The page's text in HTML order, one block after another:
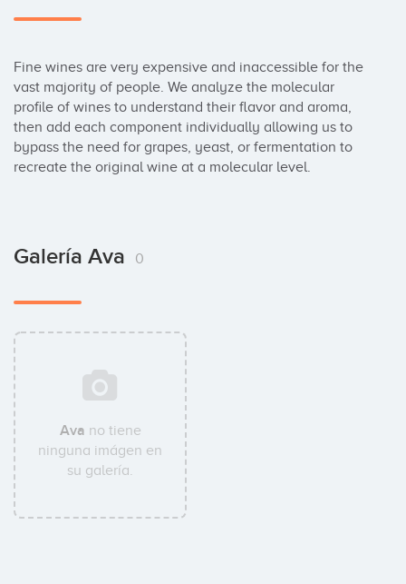
Fine wines are very expensive and inaccessible for the
vast majority of people. We analyze the molecular
profile of wines to understand their flavor and aroma,
then add each component individually allowing us to
bypass the need for grapes, yeast, or fermentation to
recreate the original wine at a molecular level.
Galería Ava 0
Ava no tiene
ninguna imágen en
su galería.